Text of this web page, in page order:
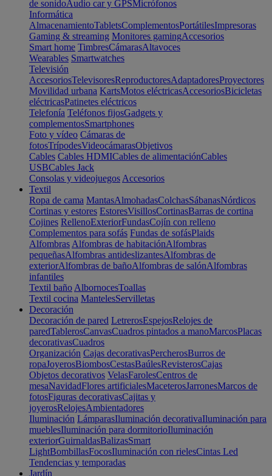
de sonidoAudio car y GPSMicrófonos
Informática
AlmacenamientoTabletsComplementosPortátilesImpresoras
Gaming & streaming Monitores gamingAccesorios
Smart home TimbresCámarasAltavoces
Wearables Smartwatches
Televisión
AccesoriosTelevisoresReproductoresAdaptadoresProyectores
Movilidad urbana KartsMotos eléctricasAccesoriosBicicletas
eléctricasPatinetes eléctricos
Telefonía Teléfonos fijosGadgets y
complementosSmartphones
Foto y vídeo Cámaras de
fotosTrípodesVideocámarasObjetivos
Cables Cables HDMICables de alimentaciónCables
USBCables Jack
Consolas y videojuegos Accesorios
Textil
Ropa de cama MantasAlmohadasColchasSábanasNórdicos
Cortinas y estores EstoresVisillosCortinasBarras de cortina
Cojines RellenoExteriorFundasCojín con relleno
Complementos para sofás Fundas de sofásPlaids
Alfombras Alfombras de habitaciónAlfombras
pequeñasAlfombras antideslizantesAlfombras de
exteriorAlfombras de bañoAlfombras de salónAlfombras
infantiles
Textil baño AlbornocesToallas
Textil cocina MantelesServilletas
Decoración
Decoración de pared LetrerosEspejosRelojes de
paredTablerosCanvasCuadros pintados a manoMarcosPlacas
decorativasCuadros
Organización Cajas decorativasPercherosBurros de
ropaJoyerosBiombosCestasBaúlesRevisterosCajas
Objetos decorativos VelasFarolesCentros de
mesaNavidadFlores artificialesMaceterosJarronesMarcos de
fotosFiguras decorativasCajitas y
joyerosRelojesAmbientadores
Iluminación LámparasIluminación decorativaIluminación para
mueblesIluminación para dormitorioIluminación
exteriorGuirnaldasBalizasSmart
LightBombillasFocosIluminación con rielesCintas Led
Tendencias y temporadas
Jardín